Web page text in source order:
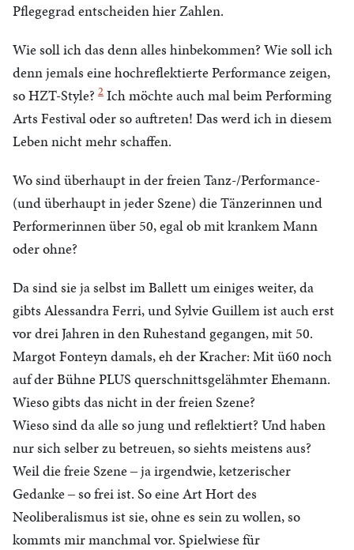
Pflegegrad entscheiden hier Zahlen.
Wie soll ich das denn alles hinbekommen? Wie soll ich
denn jemals eine hochreflektierte Performance zeigen,
so HZT-Style? 2 Ich möchte auch mal beim Performing
Arts Festival oder so auftreten! Das werd ich in diesem
Leben nicht mehr schaffen.
Wo sind überhaupt in der freien Tanz-/Performance-
(und überhaupt in jeder Szene) die Tänzerinnen und
Performerinnen über 50, egal ob mit krankem Mann
oder ohne?
Da sind sie ja selbst im Ballett um einiges weiter, da
gibts Alessandra Ferri, und Sylvie Guillem ist auch erst
vor drei Jahren in den Ruhestand gegangen, mit 50.
Margot Fonteyn damals, eh der Kracher: Mit ü60 noch
auf der Bühne PLUS querschnittsgelähmter Ehemann.
Wieso gibts das nicht in der freien Szene?
Wieso sind da alle so jung und reflektiert? Und haben
nur sich selber zu betreuen, so siehts meistens aus?
Weil die freie Szene ‒ ja irgendwie, ketzerischer
Gedanke ‒ so frei ist. So eine Art Hort des
Neoliberalismus ist sie, ohne es sein zu wollen, so
kommts mir manchmal vor. Spielwiese für